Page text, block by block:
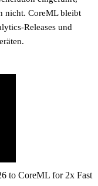
nicht. CoreML bleibt
Releases und
to CoreML for 2x Fast